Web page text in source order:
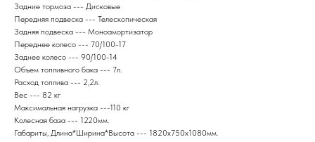
Задние тормоза --- Дисковые
Передняя подвеска --- Телескопическая
Задняя подвеска --- Моноамортизатор
Переднее колесо --- 70/100-17
Заднее колесо --- 90/100-14
Объем топливного бака --- 7л.
Расход топлива --- 2,2л.
Вес --- 82 кг
Максимальная нагрузка ---110 кг
Колесная база --- 1220мм.
Габариты, Длина*Ширина*Высота --- 1820х750х1080мм.